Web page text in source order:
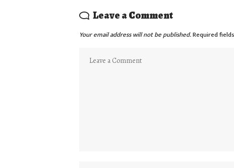
Leave a Comment
Your email address will not be published.Required